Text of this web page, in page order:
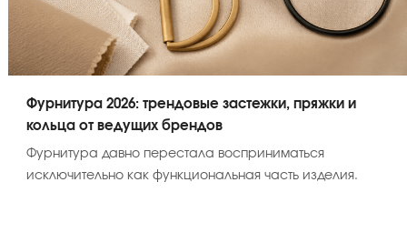
Фурнитура 2026: трендовые застежки, пряжки и
кольца от ведущих брендов
Фурнитура давно перестала восприниматься
исключительно как функциональная часть изделия.